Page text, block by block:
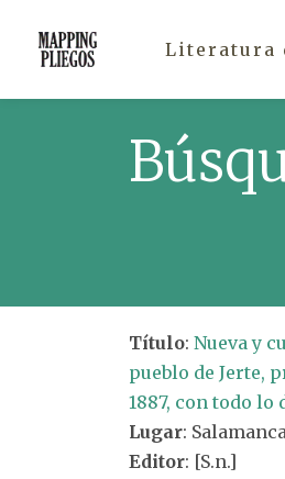
Literatura
Título: Nueva y
pueblo de Jerte,
1887, con todo lo
Lugar:
Editor: [S.n.]